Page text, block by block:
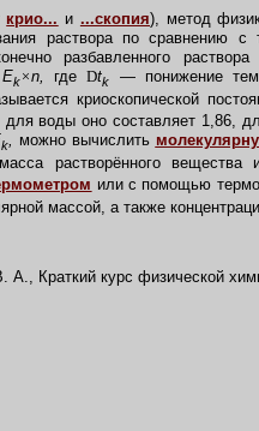
крио... и ...скопия), метод
раствора по сравнению с
разбавленного
k×n, гдеDtk — понижение
криоскопической
для воды оно составляет 1,86,
k, можно вычислить
растворённого вещества
или с помощью
массой, а также
А., Краткий курс физической